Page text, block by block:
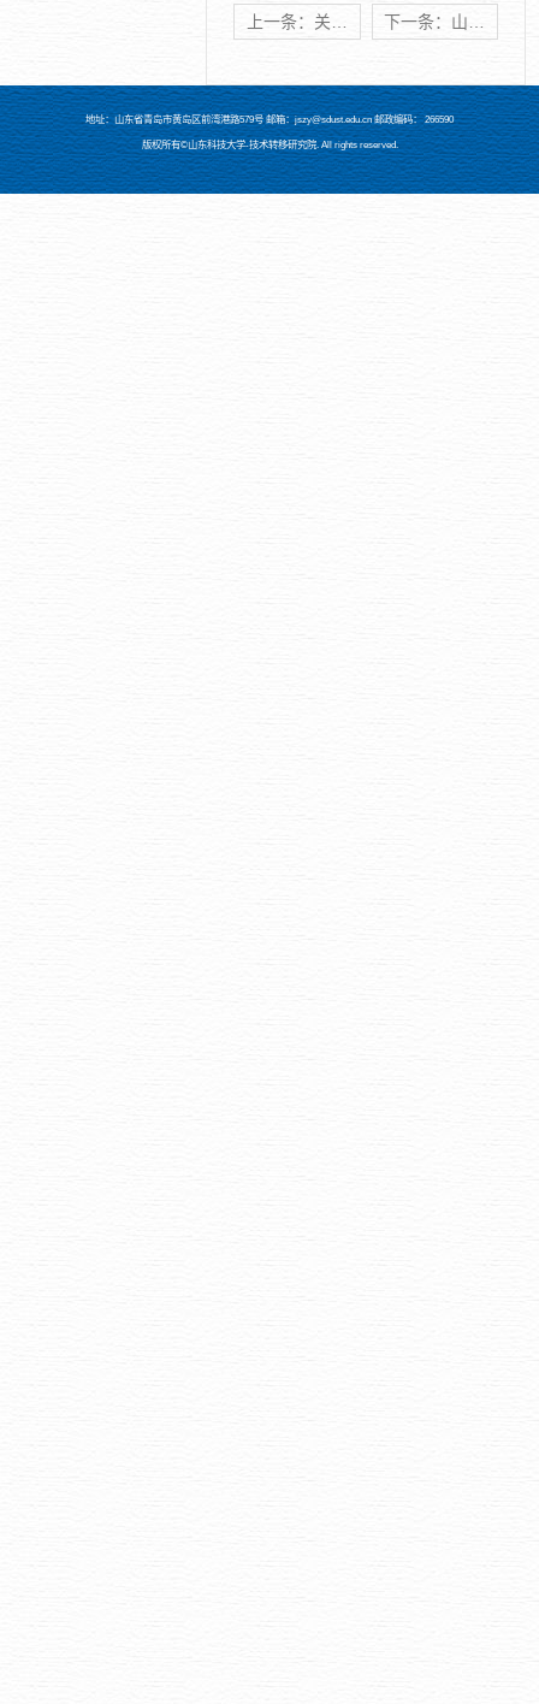
地址：山东省青岛市黄岛区前湾港路579号 邮箱：jszy@sdust.edu.cn 邮政编码： 266590
版权所有©山东科技大学-技术转移研究院. All rights reserved.